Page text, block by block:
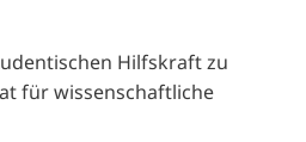
Hilfskraft zu
für wissenschaftliche